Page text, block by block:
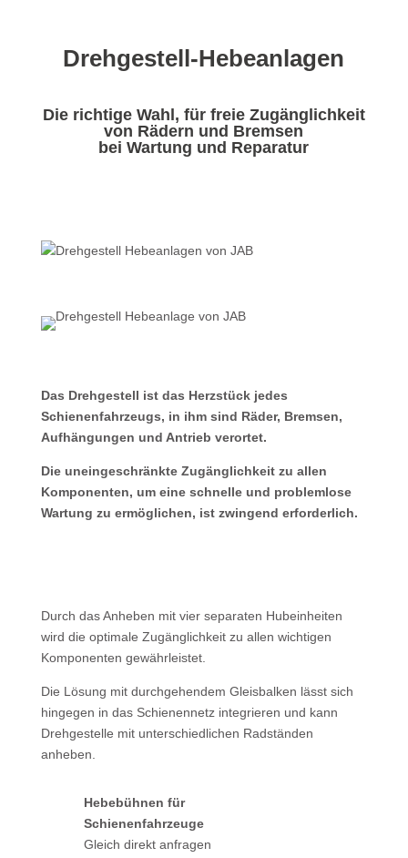
Drehgestell-Hebeanlagen
Die richtige Wahl, für freie Zugänglichkeit
von Rädern und Bremsen
bei Wartung und Reparatur
Das Drehgestell ist das Herzstück jedes
Schienenfahrzeugs, in ihm sind Räder, Bremsen,
Aufhängungen und Antrieb verortet.
Die uneingeschränkte Zu­gänglich­keit zu allen
Komponenten, um eine schnelle und pro­blem­lose
Wartung zu ermöglichen, ist zwingend erforderlich.
Durch das Anheben mit vier separaten Hubeinheiten
wird die optimale Zu­gänglichkeit zu allen wichtigen
Kompo­nenten gewährleistet.
Die Lösung mit durchgehendem Gleisbalken lässt sich
hingegen in das Schienennetz integrieren und kann
Drehgestelle mit unterschiedlichen Rad­ständen
anheben.
Hebebühnen für
Schienenfahrzeuge
Gleich direkt anfragen